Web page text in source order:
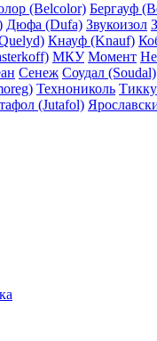
(Belcolor) Бергауф
Дюфа (Dufa) Звукоизол
Кнауф (Knauf)
МКУ Момент
Сенеж Соудал (Soudal)
Технониколь
(Jutafol)